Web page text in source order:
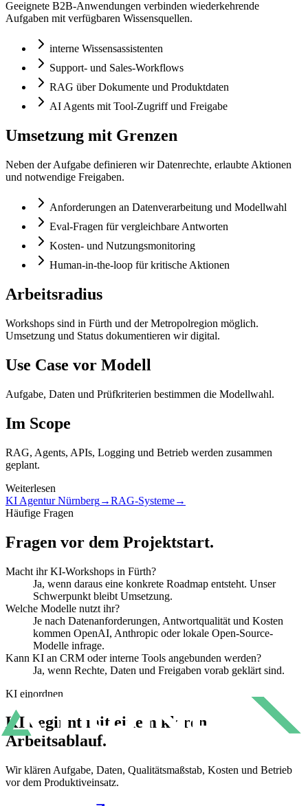
Geeignete B2B-Anwendungen verbinden wiederkehrende
Aufgaben mit verfügbaren Wissensquellen.
interne Wissensassistenten
Support- und Sales-Workflows
RAG über Dokumente und Produktdaten
AI Agents mit Tool-Zugriff und Freigabe
Umsetzung mit Grenzen
Neben der Aufgabe definieren wir Datenrechte, erlaubte Aktionen
und notwendige Freigaben.
Anforderungen an Datenverarbeitung und Modellwahl
Eval-Fragen für vergleichbare Antworten
Kosten- und Nutzungsmonitoring
Human-in-the-loop für kritische Aktionen
Arbeitsradius
Workshops sind in Fürth und der Metropolregion möglich.
Umsetzung und Status dokumentieren wir digital.
Use Case vor Modell
Aufgabe, Daten und Prüfkriterien bestimmen die Modellwahl.
Im Scope
RAG, Agents, APIs, Logging und Betrieb werden zusammen
geplant.
Weiterlesen
KI Agentur Nürnberg→RAG-Systeme→
Häufige Fragen
Fragen vor dem Projektstart.
Macht ihr KI-Workshops in Fürth?
Ja, wenn daraus eine konkrete Roadmap entsteht. Unser
Schwerpunkt bleibt Umsetzung.
Welche Modelle nutzt ihr?
Je nach Datenanforderungen, Antwortqualität und Kosten
kommen OpenAI, Anthropic oder lokale Open-Source-
Modelle infrage.
Kann KI an CRM oder interne Tools angebunden werden?
Ja, wenn Rechte, Daten und Freigaben vorab geklärt sind.
KI einordnen
KI beginnt mit einem klaren
Arbeitsablauf.
Wir klären Aufgabe, Daten, Qualitätsmaßstab, Kosten und Betrieb
vor dem Produktiveinsatz.